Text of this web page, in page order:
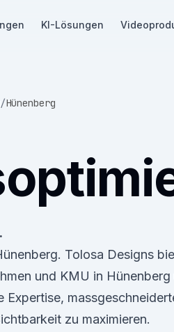
KI-Lösungen
/Hünenberg
Tolosa Designs
und KMU in
Expertise,
zu maximieren.